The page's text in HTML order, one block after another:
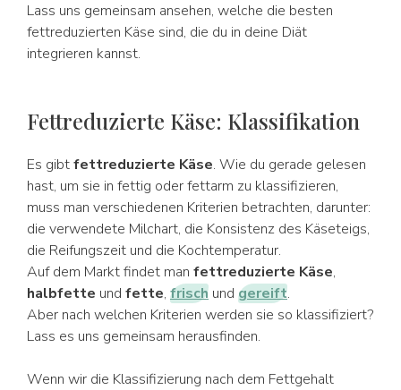
Lass uns gemeinsam ansehen, welche die besten
fettreduzierten Käse sind, die du in deine Diät
integrieren kannst.
Fettreduzierte Käse: Klassifikation
Es gibtfettreduzierte Käse. Wie du gerade gelesen
hast, um sie in fettig oder fettarm zu klassifizieren,
muss man verschiedenen Kriterien betrachten, darunter:
die verwendete Milchart, die Konsistenz des Käseteigs,
die Reifungszeit und die Kochtemperatur.
Auf dem Markt findet man fettreduzierte Käse,
halbfette und fette, frisch und gereift.
Aber nach welchen Kriterien werden sie so klassifiziert?
Lass es uns gemeinsam herausfinden.
Wenn wir die Klassifizierung nach dem Fettgehalt